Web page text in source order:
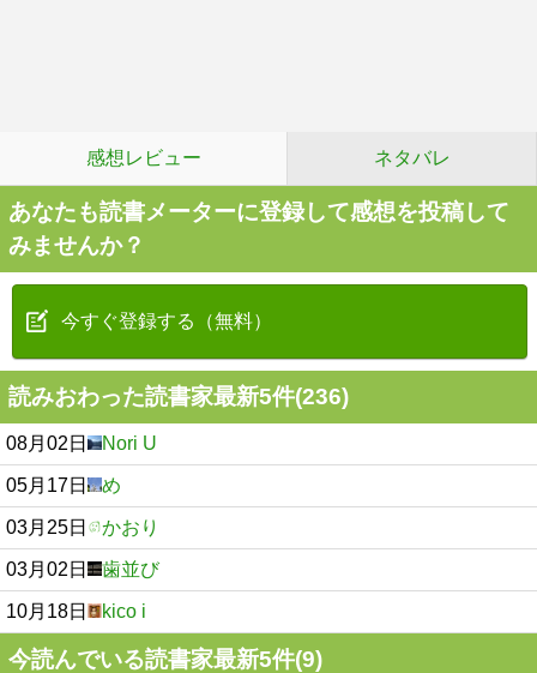
感想レビュー ネタバレ
あなたも読書メーターに登録して感想を投稿して
みませんか？
今すぐ登録する（無料）
読みおわった読書家最新5件(236)
08月02日 Nori U
05月17日 め゙
03月25日 かおり
03月02日 歯並び
10月18日 kico i
今読んでいる読書家最新5件(9)